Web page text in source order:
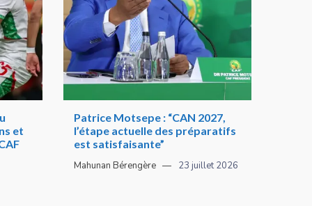
et
Patrice Motsepe : “CAN 2027,
l’étape actuelle des préparatifs
est satisfaisante”
Mahunan Bérengère 23 juillet 2026